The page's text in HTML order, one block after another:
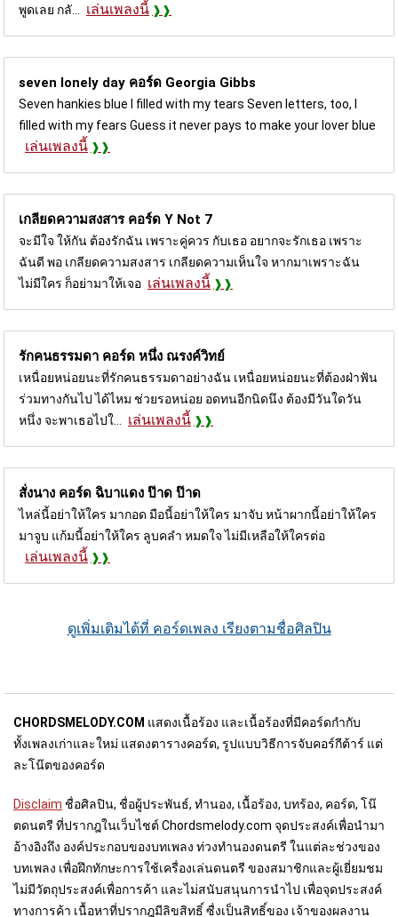
พูดเลย กลั...
เล่นเพลงนี้
seven lonely day คอร์ด Georgia Gibbs
Seven hankies blue I filled with my tears Seven letters, too, I
filled with my fears Guess it never pays to make your lover blue
เล่นเพลงนี้
เกลียดความสงสาร คอร์ด Y Not 7
จะมีใจ ให้กัน ต้องรักฉัน เพราะคู่ควร กับเธอ อยากจะรักเธอ เพราะ
ฉันดี พอ เกลียดความสงสาร เกลียดความเห็นใจ หากมาเพราะฉัน
ไม่มีใคร ก็อย่ามาให้เจอ เล่นเพลงนี้
รักคนธรรมดา คอร์ด หนึ่ง ณรงค์วิทย์
เหนื่อยหน่อยนะที่รักคนธรรมดาอย่างฉัน เหนื่อยหน่อยนะที่ต้องฝ่าฟัน
ร่วมทางกันไป ได้ไหม ช่วยรอหน่อย อดทนอีกนิดนึง ต้องมีวันใดวัน
หนึ่ง จะพาเธอไปใ...
เล่นเพลงนี้
สั่งนาง คอร์ด ฉิบาแดง ป๊าด ป๊าด
ไหล่นี้อย่าให้ใคร มากอด มือนี้อย่าให้ใคร มาจับ หน้าผากนี้อย่าให้ใคร
มาจูบ แก้มนี้อย่าให้ใคร ลูบคลำ หมดใจ ไม่มีเหลือให้ใครต่อ
เล่นเพลงนี้
ดูเพิ่มเติมได้ที่ คอร์ดเพลง เรียงตามชื่อศิลปิน
CHORDSMELODY.COM แสดงเนื้อร้อง และเนื้อร้องที่มีคอร์ดกำกับ
ทั้งเพลงเก่าและใหม่ แสดงตารางคอร์ด, รูปแบบวิธีการจับคอร์กีต้าร์ แต่
ละโน๊ตของคอร์ด
Disclaim ชื่อศิลปิน, ชื่อผู้ประพันธ์, ทำนอง, เนื้อร้อง, บทร้อง, คอร์ด, โน๊
ตดนตรี ที่ปรากฎในเว็บไชต์ Chordsmelody.com จุดประสงค์เพื่อนำมา
อ้างอิงถึง องค์ประกอบของบทเพลง ท่วงทำนองดนตรี ในแต่ละช่วงของ
บทเพลง เพื่อฝึกทักษะการใช้เครื่องเล่นดนตรี ของสมาชิกและผู้เยี่ยมชม
ไม่มีวัตถุประสงค์เพื่อการค้า และไม่สนับสนุนการนำไป เพื่อจุดประสงค์
ทางการค้า เนื้อหาที่ปรากฎมีลิขสิทธิ์ ซื่งเป็นสิทธิ์ของ เจ้าของผลงาน